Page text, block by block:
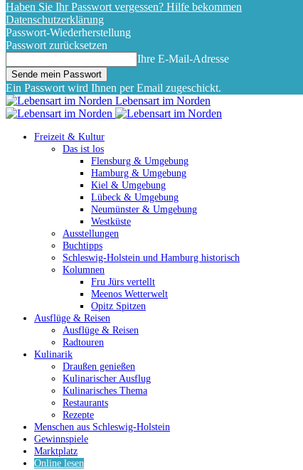
Haben Sie Ihr Passwort vergessen? Hilfe bekommen
Datenschutzerklärung
Passwort-Wiederherstellung
Passwort zurücksetzen
Ihre E-Mail-Adresse
Ein Passwort wird Ihnen per Email zugeschickt.
Lebensart im Norden
Freizeit & Kultur
Das ist los
Flensburg & Umgebung
Hamburg & Umgebung
Kiel & Umgebung
Lübeck & Umgebung
Neumünster & Umgebung
Westküste
Ausstellungen
Buchtipps
Schleswig-Holstein und Hamburg historisch
Kolumnen
Fru Jürs vertellt
Meenos Wetterwelt
Opitz Spitzen
Ausflüge & Reisen
Ausflüge & Reisen
Radtouren
Kulinarik
Draußen genießen
Kulinarischer Ausflug
Kulinarisches Thema
Restaurants
Rezepte
Menschen aus Schleswig-Holstein
Gewinnspiele
Marktplatz
Online lesen